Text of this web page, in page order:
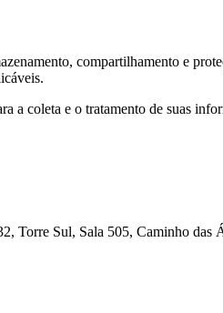
compartilhamento e
coleta e o tratamento de suas
Torre Sul, Sala 505, Caminho